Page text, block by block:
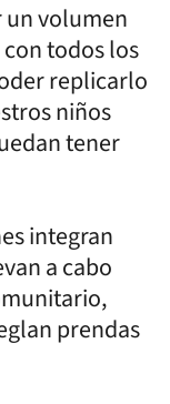
un volumen
todos los
replicarlo
niños
tener
integran
a cabo
prendas